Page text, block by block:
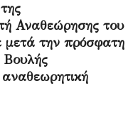
Αναθεώρησης του
την πρόσφατη
Βουλής